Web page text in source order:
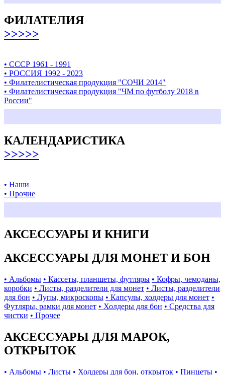
ФИЛАТЕЛИЯ
>>>>>
• СССР 1961 - 1991
• РОССИЯ 1992 - 2023
• Филателистическая продукция "СОЧИ 2014"
• Филателистическая продукция "ЧМ по футболу 2018 в
России"
КАЛЕНДАРИСТИКА
>>>>>
• Наши
• Прочие
АКСЕССУАРЫ И КНИГИ
АКСЕССУАРЫ ДЛЯ МОНЕТ И БОН
• Альбомы • Кассеты, планшеты, футляры • Кофры, чемоданы,
коробки • Листы, разделители для монет • Листы, разделители
для бон • Лупы, микроскопы • Капсулы, холдеры для монет •
Футляры, рамки для монет • Холдеры для бон • Средства для
чистки • Прочее
АКСЕССУАРЫ ДЛЯ МАРОК,
ОТКРЫТОК
• Альбомы • Листы • Холдеры для бон, открыток • Пинцеты •